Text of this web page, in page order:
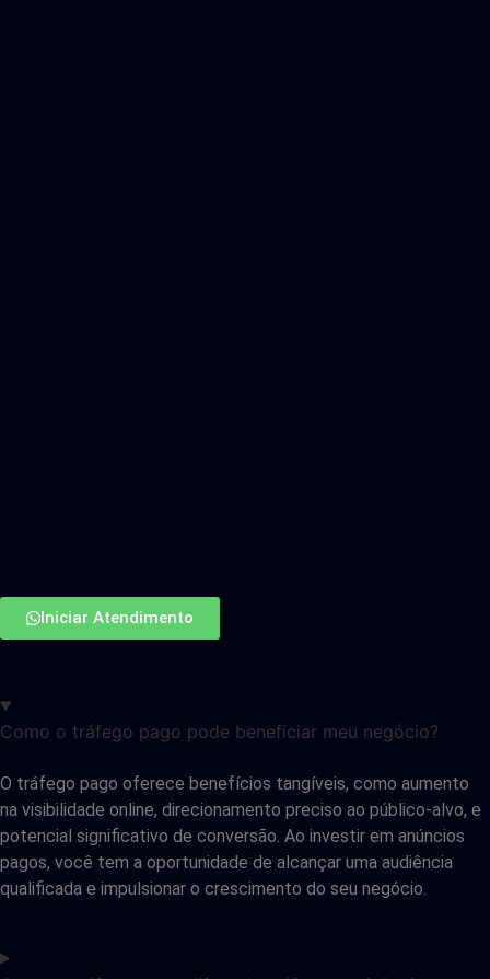
Iniciar Atendimento
Como o tráfego pago pode beneficiar meu negócio?
O tráfego pago oferece benefícios tangíveis, como aumento
na visibilidade online, direcionamento preciso ao público-alvo, e
potencial significativo de conversão. Ao investir em anúncios
pagos, você tem a oportunidade de alcançar uma audiência
qualificada e impulsionar o crescimento do seu negócio.